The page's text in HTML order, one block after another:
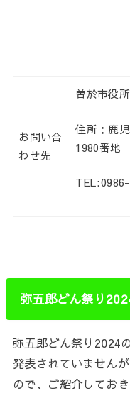
お問い合
わせ先
曽於市役
住所：鹿
1980番地
弥五郎どん祭り
弥五郎どん祭り2024
発表されていません
ので、ご紹介しておき